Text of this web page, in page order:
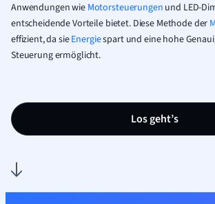
Anwendungen wie Motorsteuerungen und LED-
entscheidende Vorteile bietet. Diese Methode der
effizient, da sieEnergiespart und eine hohe
Steuerung ermöglicht.
Los geht’s